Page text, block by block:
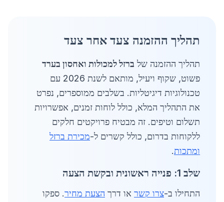
תהליך ההזמנה צעד אחר צעד
תהליך ההזמנה של ברזל למכולות ואחסון בערד
פשוט, שקוף ויעיל, מותאם לשנת 2026 עם
טכנולוגיות דיגיטליות. בשלבים ממוספרים, נפרט
את התהליך המלא, כולל לוחות זמנים, אפשרויות
תשלום וטיפים. זה מבטיח פרויקטים חלקים
ללקוחות בדרום, כולל קשרים ל-מכירת ברזל
ומתכות.
שלב 1: פנייה ראשונית ובקשת הצעה
התחילו ב-צרו קשר או דרך הצעת מחיר. ספקו